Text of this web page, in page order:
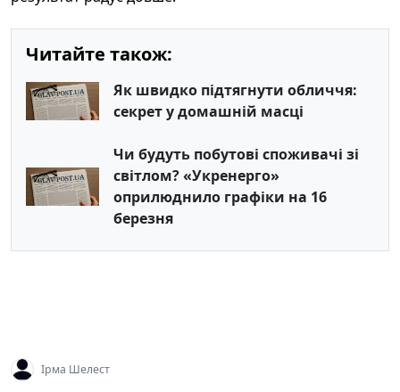
Читайте також:
Як швидко підтягнути обличчя:
секрет у домашній масці
Чи будуть побутові споживачі зі
світлом? «Укренерго»
оприлюднило графіки на 16
березня
Ірма Шелест